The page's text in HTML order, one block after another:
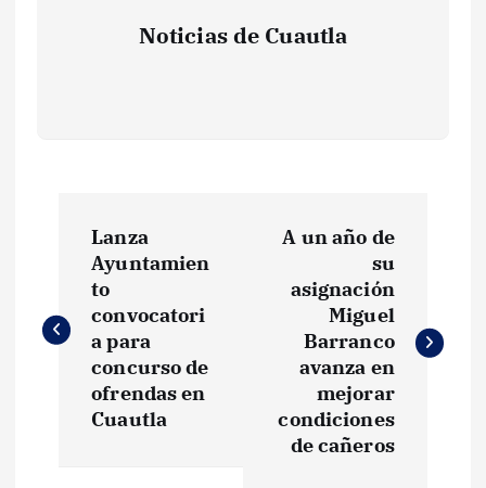
Noticias de Cuautla
v
Lanza
Ayuntamien
to
convocatori
a para
concurso de
ofrendas en
Cuautla
A un año de
su
asignación
Miguel
Barranco
avanza en
mejorar
condiciones
de cañeros